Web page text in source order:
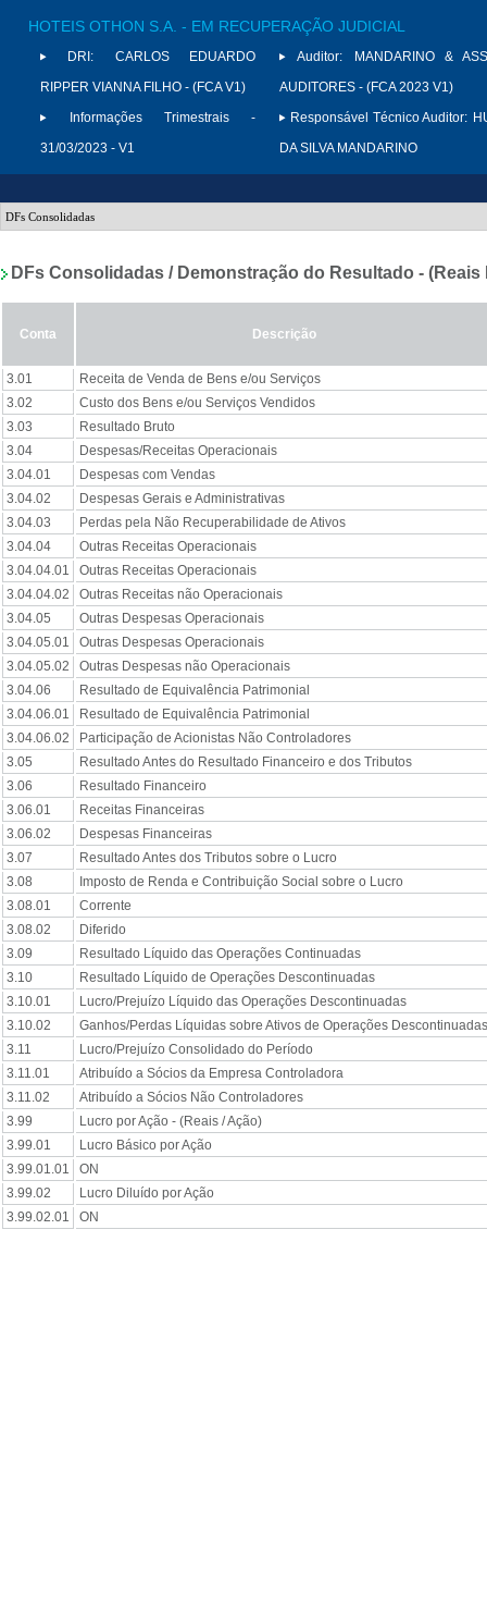
HOTEIS OTHON S.A. - EM RECUPERAÇÃO JUDICIAL
DRI:
CARLOS EDUARDO
RIPPER VIANNA FILHO - (FCA V1)
Informações Trimestrais -
31/03/2023 - V1
Auditor:
MANDARINO &
AUDITORES - (FCA 2023 V1)
Responsável Técnico Auditor:
DA SILVA MANDARINO